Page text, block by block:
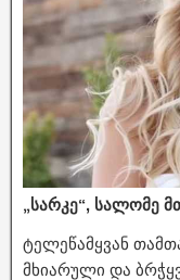
„სარკე“, სალომე
ტელეწამყვან
მხიარული და